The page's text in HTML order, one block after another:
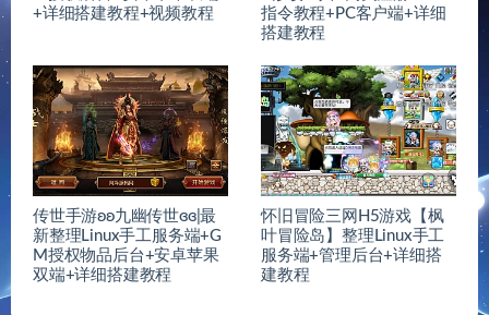
+详细搭建教程+视频教程
指令教程+PC客户端+详细
搭建教程
传世手游ʚʚ九幽传世ɞɞ|最
新整理Linux手工服务端+G
M授权物品后台+安卓苹果
双端+详细搭建教程
怀旧冒险三网H5游戏【枫
叶冒险岛】整理Linux手工
服务端+管理后台+详细搭
建教程